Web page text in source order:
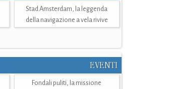
Stad Amsterdam, la leggenda
della navigazione a vela rivive
EVENTI
Fondali puliti, la missione